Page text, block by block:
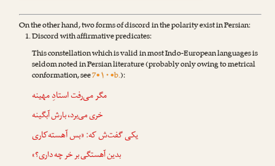
On the other hand, two forms of discord in the polarity exist in Persian:
Discord with affirmative predicates:
This constellation which is valid in most Indo-European languages is
seldom noted in Persian literature (probably only owing to metrical
conformation, see7•۱۰•b.):
مگر می‌رفت استادِ مهینه
خری می‌برد، بارش آبگینه
یکی گفت‌ش که: «بس آهسته‌کاری
بدین آهستگی بر خر چه داری؟»